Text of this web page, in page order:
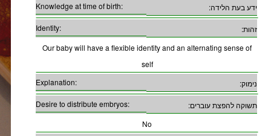
Knowledge at time of birth:
ידע בעת הלידה:
Identity:
זהות:
Our baby will have a flexible identity and an alternating sense of
self
Explanation:
נימוק:
Desire to distribute embryos:
תשוקה להפצת עוברים:
No